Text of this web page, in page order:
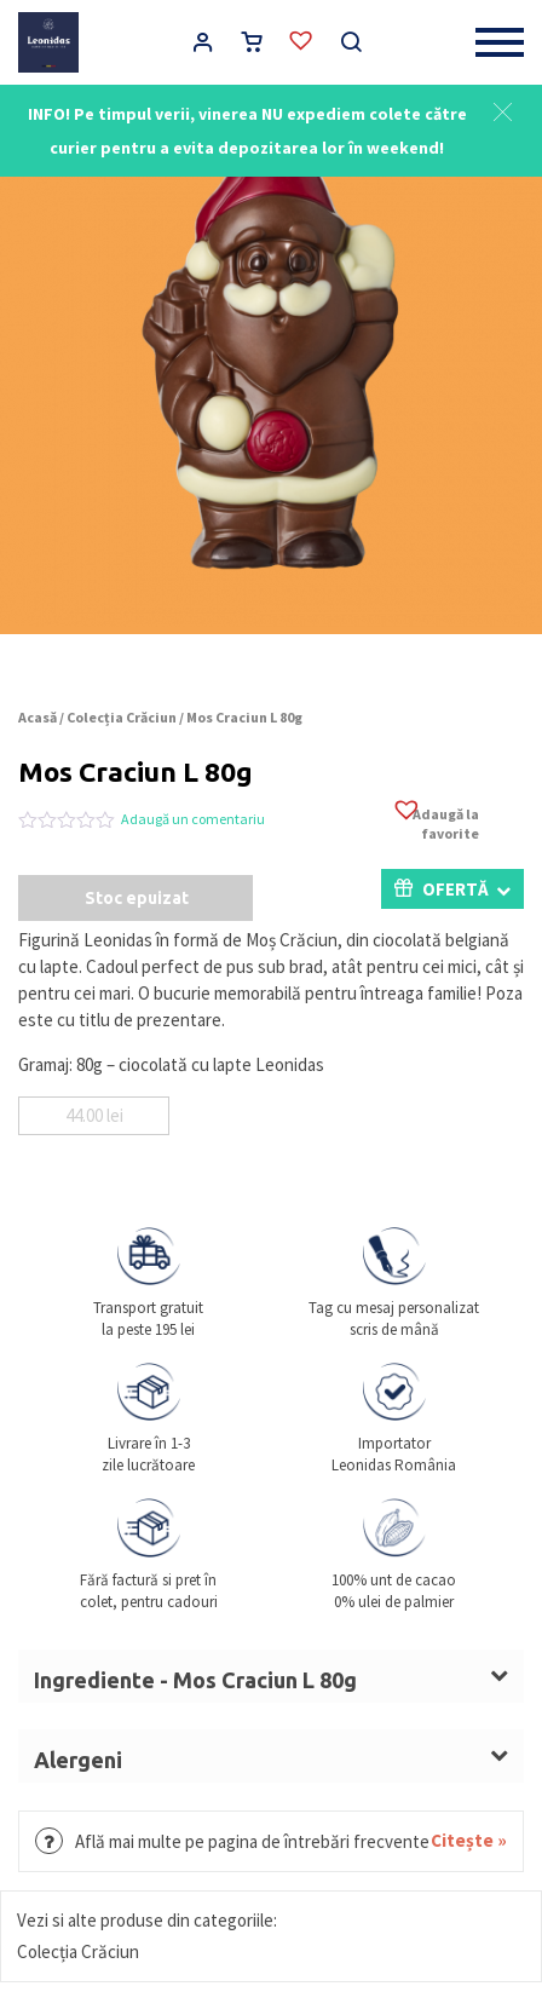
INFO! Pe timpul verii, vinerea NU expediem colete către
curier pentru a evita depozitarea lor în weekend!
Main Navigation
Acasă / Colecția Crăciun / Mos Craciun L 80g
Mos Craciun L 80g
5
pe
baza
a
evaluări
de
la
Adaugă un comentariu
Adaugă la
favorite
Stoc epuizat OFERTĂ
Figurină Leonidas în formă de Moș Crăciun, din ciocolată belgiană
cu lapte. Cadoul perfect de pus sub brad, atât pentru cei mici, cât și
pentru cei mari. O bucurie memorabilă pentru întreaga familie! Poza
este cu titlu de prezentare.
Gramaj: 80g – ciocolată cu lapte Leonidas
44.00 lei
Transport gratuit
la peste 195 lei
Tag cu mesaj personalizat
scris de mână
Livrare în 1-3
zile lucrătoare
Importator
Leonidas România
Fără factură si pret în
colet, pentru cadouri
100% unt de cacao
0% ulei de palmier
Ingrediente - Mos Craciun L 80g
cacao, emulgator (lecitină de
substante solide de cacao). Ciocolată neagră (min
55% cacao solidă). Ciocolată colorată (min. 28%
Alergeni
Află mai multe pe pagina de întrebări frecventeCitește »
Vezi si alte produse din categoriile:
Colecția Crăciun